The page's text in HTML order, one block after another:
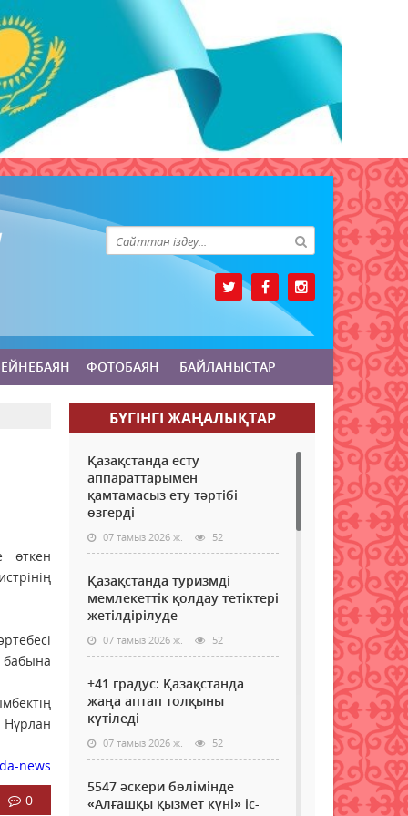
ФОТОБАЯН БАЙЛАНЫСТАР
өткен
news
0
БҮГІНГI ЖАҢАЛЫҚТАР
Қазақстанда есту
аппараттарымен
қамтамасыз ету тәртібі
өзгерді
07 тамыз 2026 ж. 52
Қазақстанда туризмді
мемлекеттік қолдау тетіктері
жетілдірілуде
07 тамыз 2026 ж. 52
+41 градус: Қазақстанда
жаңа аптап толқыны
күтіледі
07 тамыз 2026 ж. 52
5547 әскери бөлімінде
«Алғашқы қызмет күні» іс-